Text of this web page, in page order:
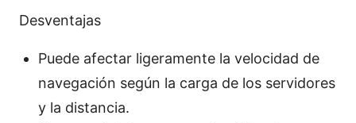
Desventajas
Puede afectar ligeramente la velocidad de
navegación según la carga de los servidores
y la distancia.